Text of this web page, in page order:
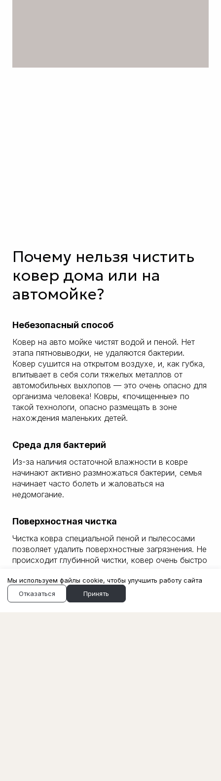
Почему нельзя чистить
ковер дома или на
автомойке?
Небезопасный способ
Ковер на авто мойке чистят водой и пеной. Нет
этапа пятновыводки, не удаляются бактерии.
Ковер сушится на открытом воздухе, и, как губка,
впитывает в себя соли тяжелых металлов от
автомобильных выхлопов — это очень опасно для
организма человека! Ковры, «почищенные» по
такой технологи, опасно размещать в зоне
нахождения маленьких детей.
Среда для бактерий
Из-за наличия остаточной влажности в ковре
начинают активно размножаться бактерии, семья
начинает часто болеть и жаловаться на
недомогание.
Поверхностная чистка
Чистка ковра специальной пеной и пылесосами
позволяет удалить поверхностные загрязнения. Не
происходит глубинной чистки, ковер очень быстро
Мы используем файлы cookie, чтобы улучшить работу сайта
Отказаться
Принять